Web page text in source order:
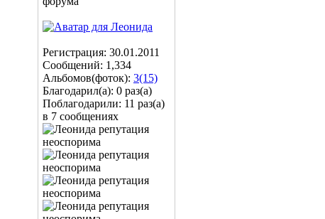
Регистрация: 30.01.2011
Сообщений: 1,334
Альбомов(фоток): 3(15)
Благодарил(а): 0 раз(а)
Поблагодарили: 11 раз(а)
в 7 сообщениях